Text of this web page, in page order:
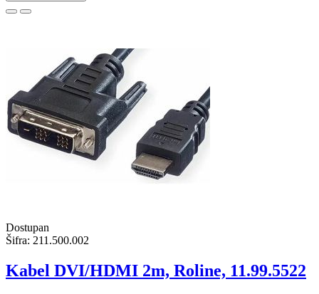
Dostupan
Šifra: 211.500.002
Kabel DVI/HDMI 2m, Roline, 11.99.5522